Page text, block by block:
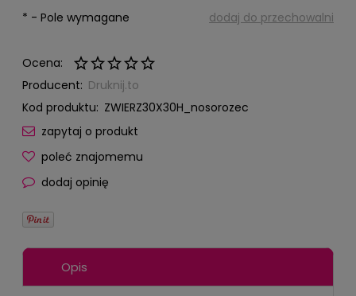
dodaj do przechowalni
* - Pole wymagane
Ocena:
Producent: Druknij.to
Kod produktu: ZWIERZ30X30H_nosorozec
zapytaj o produkt
poleć znajomemu
dodaj opinię
Opis